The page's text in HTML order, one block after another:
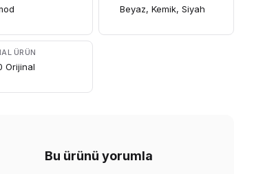
Beyaz, Kemik, Siyah
ÜRÜN
Orijinal
Bu ürünü yorumla